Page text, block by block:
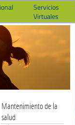
Servicios
Virtuales
Mantenimiento de la
salud